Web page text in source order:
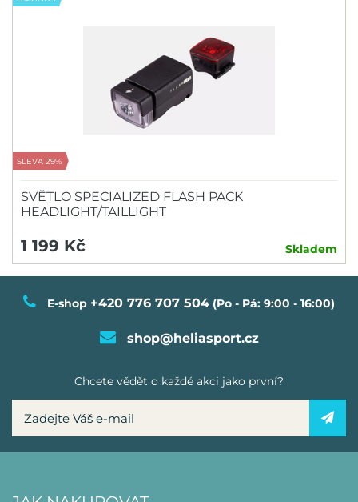
SLEVA 29%
SVĚTLO SPECIALIZED FLASH PACK
HEADLIGHT/TAILLIGHT
1 199 Kč Skladem
E-shop +420 776 707 504 (Po - Pá: 9:00 - 16:00)
shop@heliasport.cz
Chcete vědět o každé akci jako první?